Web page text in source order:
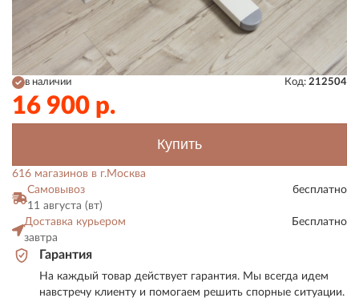
в наличии Код: 212504
16 900 р.
Купить
616 магазинов в г.Москва
Самовывоз
11 августа (вт)
бесплатно
Доставка курьером
завтра
Бесплатно
Гарантия
На каждый товар действует гарантия. Мы всегда идем
навстречу клиенту и помогаем решить спорные ситуации.